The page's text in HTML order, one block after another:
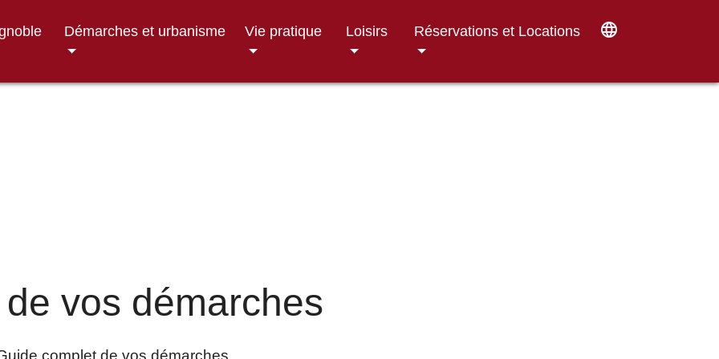
Démarches et urbanisme Vie pratique Loisirs Réservations et Locations language
vos démarches
complet de vos démarches